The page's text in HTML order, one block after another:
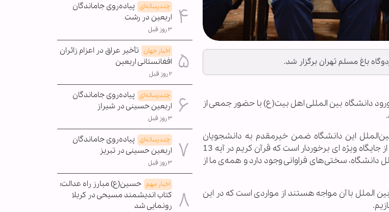
باغ مسلم تهران برگزار شد.
دانشگاه بین المللی اهل بیت(ع) با حضور جمعی از
این دانشگاه ضمن خیرمقدم به دانشجویان
جدیدالورود دانشگاه اهل‌بیت(ع) بیان کرد: بحث بین الملل در دانشگاه از جایگاه ویژه ای برخوردار است که قرآن کریم در آیه 13
سختی‌های فراوانی وجود دارد و همه‌ی ما از
الملل با آن مواجه هستند از مواردی است که در این
چندرسانه‌ای پیاده‌روی جاماندگان
اربعین در رشت
۳ روز قبل
اخبار جهان تأخیر عراق در اعزام زائران
افغانستانی اربعین
۲ روز قبل
چندرسانه‌ای پیاده‌روی جاماندگان
اربعین حسینی در شیراز
۳ روز قبل
چندرسانه‌ای پیاده‌روی جاماندگان
اربعین حسینی در تبریز
۳ روز قبل
اخبار مهم حسین(ع) مبارز راه عدالت؛
کتاب اندیشمند مسیحی در کربلا
رونمایی شد